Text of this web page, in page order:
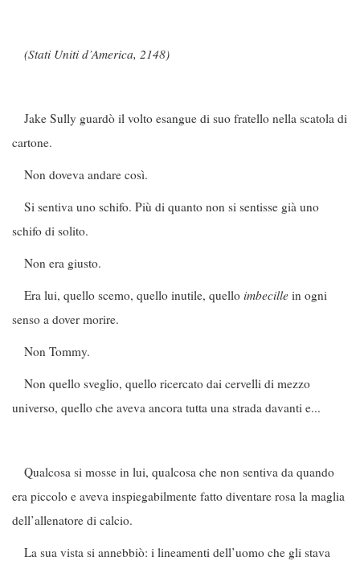
(Stati Uniti d’America, 2148)
Jake Sully guardò il volto esangue di suo fratello nella scatola di
cartone.
Non doveva andare così.
Si sentiva uno schifo. Più di quanto non si sentisse già uno
schifo di solito.
Non era giusto.
Era lui, quello scemo, quello inutile, quelloimbecille in ogni
senso a dover morire.
Non Tommy.
Non quello sveglio, quello ricercato dai cervelli di mezzo
universo, quello che aveva ancora tutta una strada davanti e...
Qualcosa si mosse in lui, qualcosa che non sentiva da quando
era piccolo e aveva inspiegabilmente fatto diventare rosa la maglia
dell’allenatore di calcio.
La sua vista si annebbiò: i lineamenti dell’uomo che gli stava